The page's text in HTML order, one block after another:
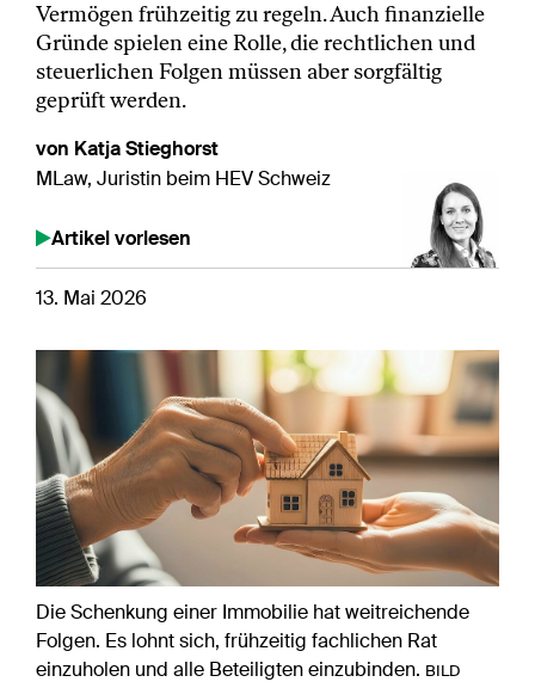
Vermögen frühzeitig zu regeln. Auch finanzielle
Gründe spielen eine Rolle, die rechtlichen und
steuerlichen Folgen müssen aber sorgfältig
geprüft werden.
von Katja Stieghorst
MLaw, Juristin beim HEV Schweiz
Artikel vorlesen
13. Mai 2026
Die Schenkung einer Immobilie hat weitreichende
Folgen. Es lohnt sich, frühzeitig fachlichen Rat
einzuholen und alle Beteiligten einzubinden. BILD